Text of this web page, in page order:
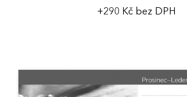
+290 Kč bez DPH